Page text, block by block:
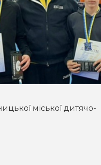
міської дитячо-